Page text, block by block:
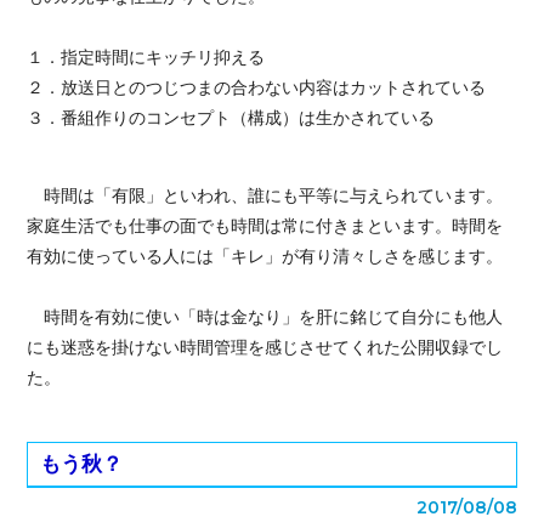
１．指定時間にキッチリ抑える
２．放送日とのつじつまの合わない内容はカットされている
３．番組作りのコンセプト（構成）は生かされている
時間は「有限」といわれ、誰にも平等に与えられています。
家庭生活でも仕事の面でも時間は常に付きまといます。時間を
有効に使っている人には「キレ」が有り清々しさを感じます。
時間を有効に使い「時は金なり」を肝に銘じて自分にも他人
にも迷惑を掛けない時間管理を感じさせてくれた公開収録でし
た。
もう秋？
2017/08/08